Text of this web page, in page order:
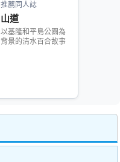
推薦同人誌
山道
以基隆和平島公園為
背景的清水百合故事